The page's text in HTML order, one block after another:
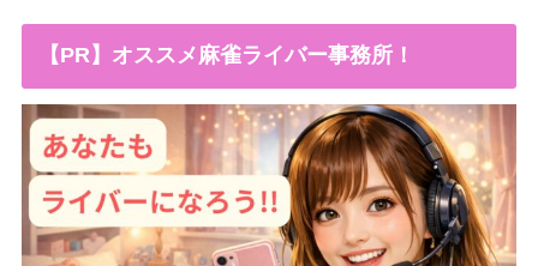
【PR】オススメ麻雀ライバー事務所！